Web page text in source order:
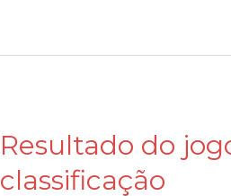
Resultado do
classificação
Resultado
jogo